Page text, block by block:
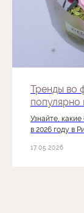
Тренды во
популярно
Узнайте,
в 2026 году в
17.05.2026